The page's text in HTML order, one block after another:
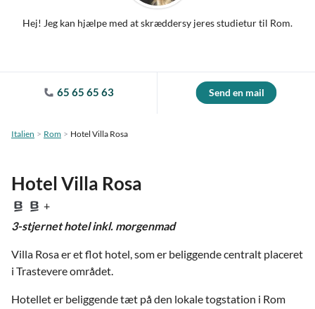
Hej! Jeg kan hjælpe med at skræddersy jeres studietur til Rom.
65 65 65 63 Send en mail
Italien Rom Hotel Villa Rosa
Hotel Villa Rosa
+
3-stjernet hotel inkl. morgenmad
Villa Rosa er et flot hotel, som er beliggende centralt placeret
i Trastevere området.
Hotellet er beliggende tæt på den lokale togstation i Rom